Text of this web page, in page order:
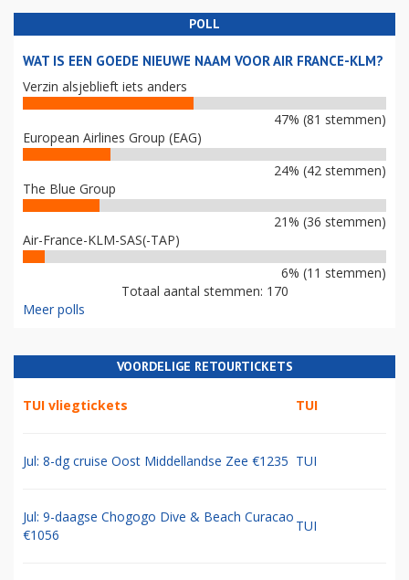
POLL
WAT IS EEN GOEDE NIEUWE NAAM VOOR AIR FRANCE-KLM?
Verzin alsjeblieft iets anders
47% (81 stemmen)
European Airlines Group (EAG)
24% (42 stemmen)
The Blue Group
21% (36 stemmen)
Air-France-KLM-SAS(-TAP)
6% (11 stemmen)
Totaal aantal stemmen: 170
Meer polls
VOORDELIGE RETOURTICKETS
TUI vliegtickets TUI
Jul: 8-dg cruise Oost Middellandse Zee €1235 TUI
Jul: 9-daagse Chogogo Dive & Beach Curacao
€1056
TUI